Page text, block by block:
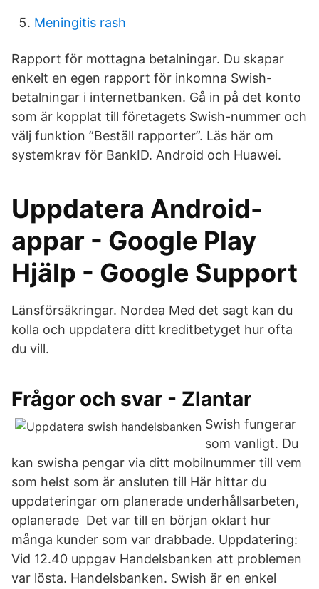
Meningitis rash
Rapport för mottagna betalningar. Du skapar
enkelt en egen rapport för inkomna Swish-
betalningar i internetbanken. Gå in på det konto
som är kopplat till företagets Swish-nummer och
välj funktion ”Beställ rapporter”. Läs här om
systemkrav för BankID. Android och Huawei.
Uppdatera Android-
appar - Google Play
Hjälp - Google Support
Länsförsäkringar. Nordea Med det sagt kan du
kolla och uppdatera ditt kreditbetyget hur ofta
du vill.
Frågor och svar - Zlantar
Swish fungerar
som vanligt. Du
kan swisha pengar via ditt mobilnummer till vem
som helst som är ansluten till Här hittar du
uppdateringar om planerade underhållsarbeten,
oplanerade Det var till en början oklart hur
många kunder som var drabbade. Uppdatering:
Vid 12.40 uppgav Handelsbanken att problemen
var lösta. Handelsbanken. Swish är en enkel